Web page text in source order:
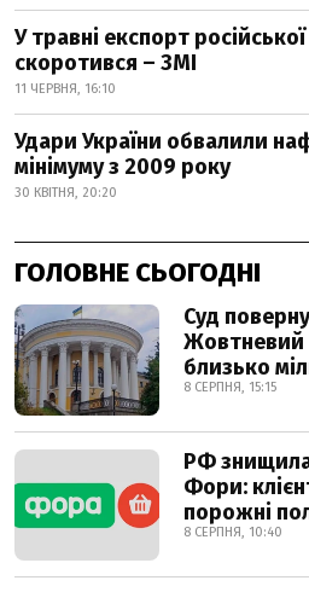
У травні експорт
скоротився – ЗМІ
11 ЧЕРВНЯ, 16:10
Удари України обвалили
мінімуму з 2009 року
30 КВІТНЯ, 20:20
ГОЛОВНЕ СЬОГОДНІ
Суд
Жовтневий
близько
8 СЕРПНЯ, 15:15
РФ
Фори:
порожні
8 СЕРПНЯ, 10:40